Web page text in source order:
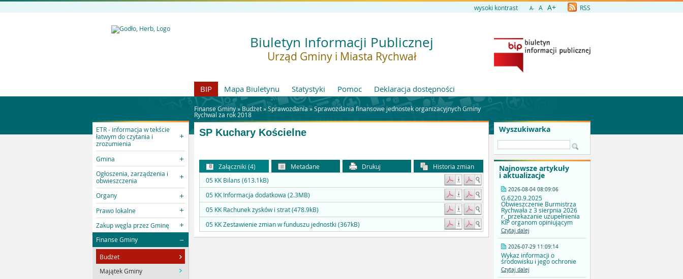
wysoki kontrast A- A A+ RSS
Biuletyn Informacji Publicznej
Urząd Gminy i Miasta Rychwał
BIP Mapa Biuletynu Statystyki Pomoc Deklaracja dostępności
Finanse Gminy »Budżet»Sprawozdania »Sprawozdania finansowe jednostek organizacyjnych Gminy
Rychwal za rok 2018
ETR - informacja w tekście
łatwym do czytania i
zrozumienia
Gmina
Ogłoszenia, zarządzenia i
obwieszczenia
Organy
Prawo lokalne
Zakup węgla przez Gminę
Finanse Gminy
Budżet
Majątek Gminy
Wyszukiwarka
Najnowsze artykuły
i aktualizacje
2026-08-04 08:09:06
G.6220.9.2025
Obwieszczenie Burmistrza
Rychwała z 3 sierpnia 2026
r._przekazanie uzupełnienia
KIP organom opiniującym
Czytaj dalej
2026-07-29 11:09:14
Wykaz informacji o
środowisku i jego ochronie
Czytaj dalej
SP Kuchary Kościelne
Załączniki (4) Metadane Drukuj
Historia zmian
05 KK Bilans (613.1kB)
05 KK Informacja dodatkowa (2.3MB)
05 KK Rachunek zysków i strat (478.9kB)
05 KK Zestawienie zmian w funduszu jednostki (367kB)